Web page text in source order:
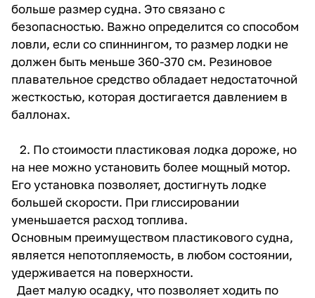
больше размер судна. Это связано с
безопасностью. Важно определится со способом
ловли, если со спиннингом, то размер лодки не
должен быть меньше 360-370 см. Резиновое
плавательное средство обладает недостаточной
жесткостью, которая достигается давлением в
баллонах.
2. По стоимости пластиковая лодка дороже, но
на нее можно установить более мощный мотор.
Его установка позволяет, достигнуть лодке
большей скорости. При глиссировании
уменьшается расход топлива.
Основным преимуществом пластикового судна,
является непотопляемость, в любом состоянии,
удерживается на поверхности.
Дает малую осадку, что позволяет ходить по